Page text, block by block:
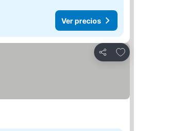
Ver precios
Compartir
Agregar a favoritos